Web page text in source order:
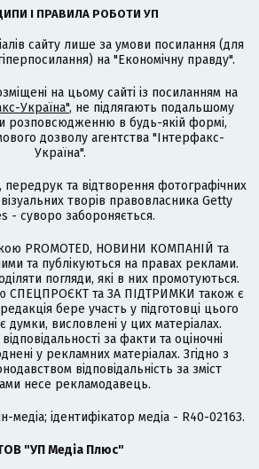
І ПРАВИЛА РОБОТИ УП
сайту лише за умови посилання (для
на "Економічну правду".
на цьому сайті із посиланням на
Україна", не підлягають подальшому
розповсюдженню в будь-якій формі,
дозволу агентства "Інтерфакс-
Україна".
та відтворення фотографічних
творів правовласника Getty
- суворо забороняється.
PROMOTED, НОВИНИ КОМПАНІЙ та
та публікуються на правах реклами.
погляди, які в них промотуються.
СПЕЦПРОЄКТ та ЗА ПІДТРИМКИ також є
бере участь у підготовці цього
думки, висловлені у цих матеріалах.
за факти та оціночні
у рекламних матеріалах. Згідно з
відповідальність за зміст
несе рекламодавець.
медіа; ідентифікатор медіа - R40-02163.
"УП Медіа Плюс"